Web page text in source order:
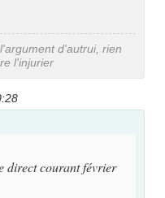
d'autrui, rien
l'injurier
direct courant février